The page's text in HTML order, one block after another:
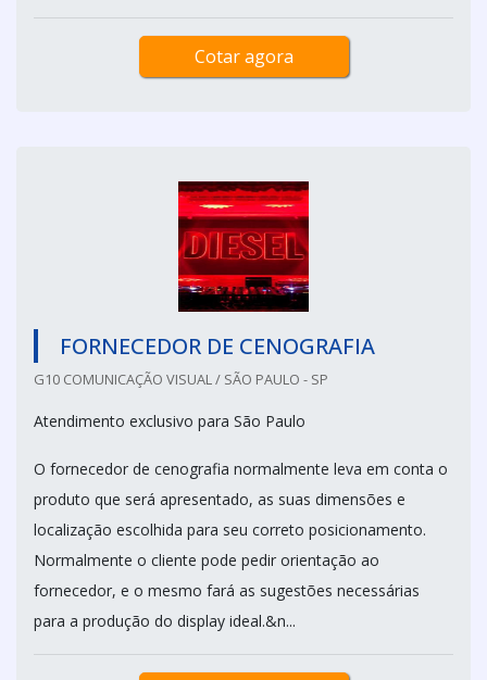
Cotar agora
FORNECEDOR DE CENOGRAFIA
G10 COMUNICAÇÃO VISUAL / SÃO PAULO - SP
Atendimento exclusivo para São Paulo
O fornecedor de cenografia normalmente leva em conta o
produto que será apresentado, as suas dimensões e
localização escolhida para seu correto posicionamento.
Normalmente o cliente pode pedir orientação ao
fornecedor, e o mesmo fará as sugestões necessárias
para a produção do display ideal.&n...